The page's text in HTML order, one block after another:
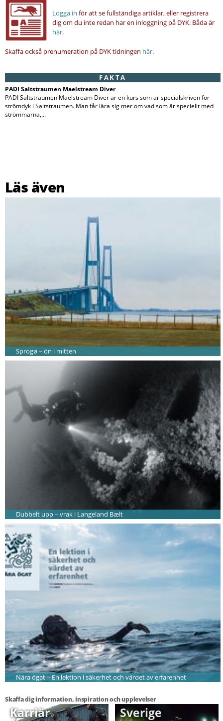
Logga in för att se fullständiga artiklar, eller registrera
dig om du inte redan har en inloggning på DYK. Båda är
här.
Skaffa också prenumeration på DYK tidningen här.
FAKTA
PADI Saltstraumen Maelstream Diver
PADI Saltstraumen Maelstream Diver är en kurs som är specialskriven för
strömdyk i Saltstraumen. Man får lära sig mer om vad som är speciellt med
strömmarna,...
Läs även
Sprogø – ön i mitten
Dubbelt upp – vrak i Langeland Bælt
Nära ögat – En lektion i säkerhet och värdet av erfarenhet
Skaffa dig information, inspiration och upplevelser
Karriär Sverige